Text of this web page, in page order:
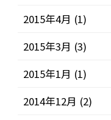
2015年4月 (1)
2015年3月 (3)
2015年1月 (1)
2014年12月 (2)